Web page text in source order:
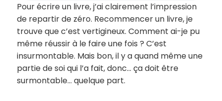
Pour écrire un livre, j’ai clairement l’impression
de repartir de zéro. Recommencer un livre, je
trouve que c’est vertigineux. Comment ai-je pu
même réussir à le faire une fois ? C’est
insurmontable. Mais bon, il y a quand même une
partie de soi qui l’a fait, donc… ça doit être
surmontable… quelque part.